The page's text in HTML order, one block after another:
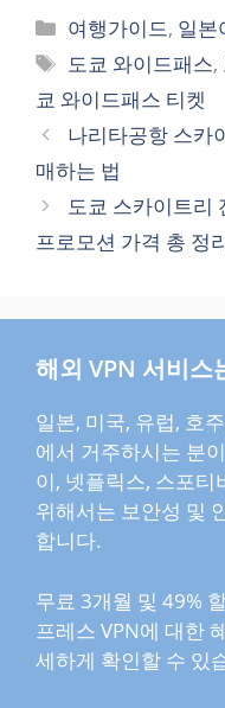
카
테
리
여행가이드, 일본
태
그
도쿄 와이드패스,
쿄 와이드패스 티켓
나리타공항 스카
매하는 법
도쿄 스카이트리
프로모션 가격 총 정
해외 VPN 서비스
일본, 미국, 유럽, 호
에서 거주하시는 분
이, 넷플릭스, 스포티
위해서는 보안성 및
합니다.
무료 3개월 및 49%
프레스 VPN에 대한
세하게 확인할 수 있